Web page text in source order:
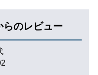
らのレビュー